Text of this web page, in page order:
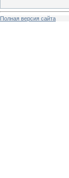
Полная версия сайта